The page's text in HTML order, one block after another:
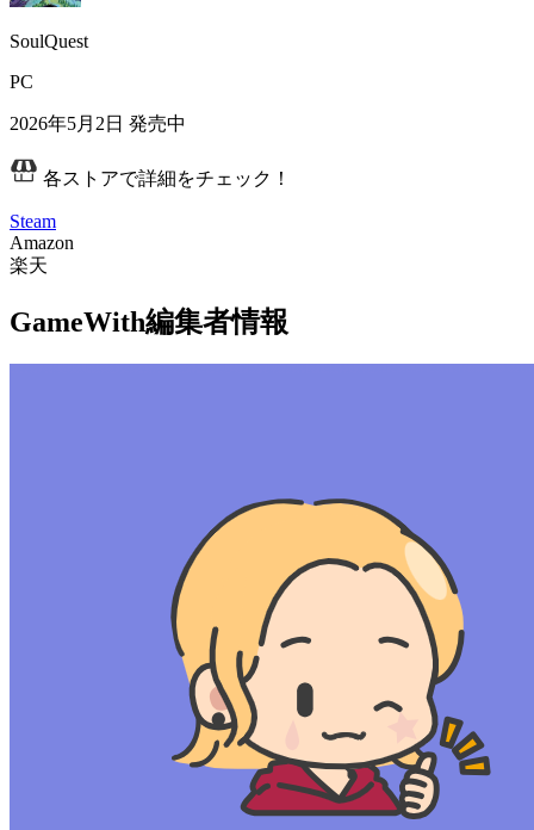
SoulQuest
PC
2026年5月2日 発売中
各ストアで詳細をチェック！
Steam
Amazon
楽天
GameWith編集者情報